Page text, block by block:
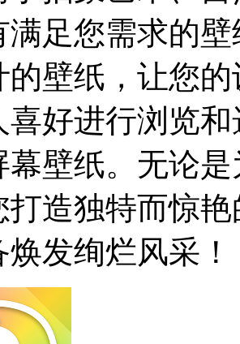
满足您需求的
的壁纸，让您
喜好进行浏览
幕壁纸。无论
打造独特而惊
发绚烂风采！